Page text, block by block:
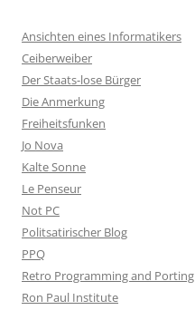
Ansichten eines Informatikers
Ceiberweiber
Der Staats-lose Bürger
Die Anmerkung
Freiheitsfunken
Jo Nova
Kalte Sonne
Le Penseur
Not PC
Politsatirischer Blog
PPQ
Retro Programming and Porting
Ron Paul Institute